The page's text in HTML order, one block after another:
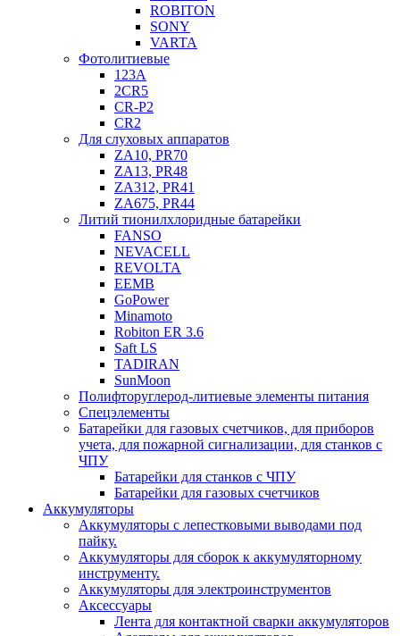
ROBITON
SONY
VARTA
Фотолитиевые
123A
2CR5
CR-P2
CR2
Для слуховых аппаратов
ZA10, PR70
ZA13, PR48
ZA312, PR41
ZA675, PR44
Литий тионилхлоридные батарейки
FANSO
NEVACELL
REVOLTA
EEMB
GoPower
Minamoto
Robiton ER 3.6
Saft LS
TADIRAN
SunMoon
Полифторуглерод-литиевые элементы питания
Спецэлементы
Батарейки для газовых счетчиков, для приборов
учета, для пожарной сигнализации, для станков с
ЧПУ
Батарейки для станков с ЧПУ
Батарейки для газовых счетчиков
Аккумуляторы
Аккумуляторы с лепестковыми выводами под
пайку.
Аккумуляторы для сборок к аккумуляторному
инструменту.
Аккумуляторы для электроинструментов
Аксессуары
Лента для контактной сварки аккумуляторов